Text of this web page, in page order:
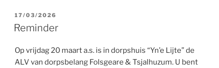
GEPLAATST
OP
17/03/2026
Reminder
Op vrijdag 20 maart a.s. is in dorpshuis “Yn’e Lijte” de
ALV van dorpsbelang Folsgeare & Tsjalhuzum. U bent